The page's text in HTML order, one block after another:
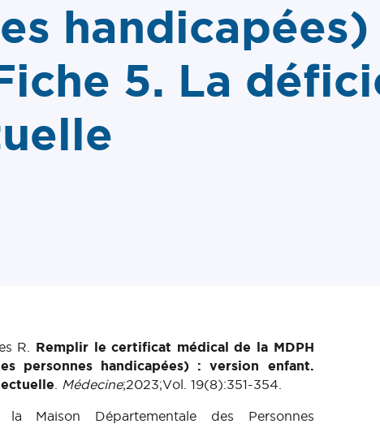
5. La
R. Remplir le certificat médical de la MDPH
personnes handicapées) : version enfant.
Médecine;2023;Vol. 19(8):351-354.
Maison Départementale des Personnes